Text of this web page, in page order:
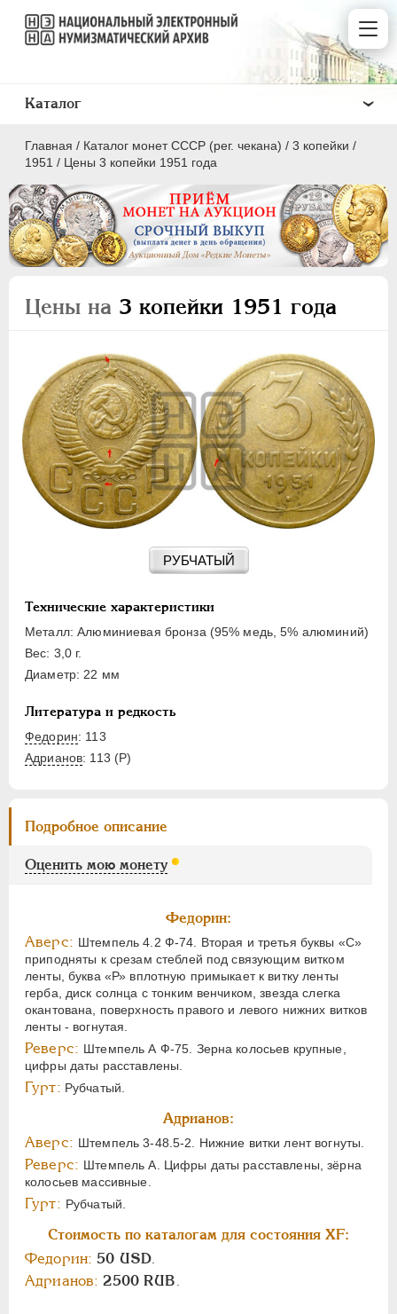
Главная / Каталог монет СССР (рег. чекана) / 3 копейки /
1951 / Цены 3 копейки 1951 года
Цены на 3 копейки 1951 года
РУБЧАТЫЙ
Технические характеристики
Металл: Алюминиевая бронза (95% медь, 5% алюминий)
Вес: 3,0 г.
Диаметр: 22 мм
Литература и редкость
Федорин: 113
Адрианов: 113 (Р)
Подробное описание
Оценить мою монету
Федорин:
Аверс: Штемпель 4.2 Ф-74. Вторая и третья буквы «С»
приподняты к срезам стеблей под связующим витком
ленты, буква «Р» вплотную примыкает к витку ленты
герба, диск солнца с тонким венчиком, звезда слегка
окантована, поверхность правого и левого нижних витков
ленты - вогнутая.
Реверс: Штемпель А Ф-75. Зерна колосьев крупные,
цифры даты расставлены.
Гурт: Рубчатый.
Адрианов:
Аверс: Штемпель 3-48.5-2. Нижние витки лент вогнуты.
Реверс: Штемпель А. Цифры даты расставлены, зёрна
колосьев массивные.
Гурт: Рубчатый.
Стоимость по каталогам для состояния XF:
Федорин: 50 USD
Адрианов: 2500 RUB
Каталог
ПОЛКОПЕЙКИ
2 КОПЕЙКИ
5 КОПЕЕК
10 КОПЕЕК
15 КОПЕЕК
20 КОПЕЕК
50 КОПЕЕК
ПОЛТИННИК
1 РУБЛЬ
10 РУБЛЕЙ
ЧЕРВОНЕЦ